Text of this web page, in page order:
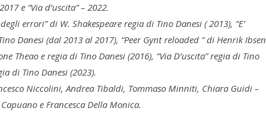
e “Via d’uscita” – 2022.
errori” di W. Shakespeare regia di Tino Danesi ( 2013), “E’
Danesi (dal 2013 al 2017), “Peer Gynt reloaded ” di Henrik Ibsen
Theao e regia di Tino Danesi (2016), “Via D’uscita” regia di Tino
di Tino Danesi (2023).
Niccolini, Andrea Tibaldi, Tommaso Minniti, Chiara Guidi –
e Francesca Della Monica.